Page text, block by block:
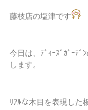
藤枝店の塩津です
今日は、ﾃﾞｨｰｽﾞｶﾞｰﾃﾞ
します。
ﾘｱﾙな木目を表現した